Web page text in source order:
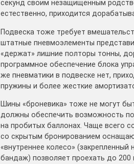
секунд своим незащищенным
естественно, приходится
Подвеска тоже требует
штатные пневмоэлементы
«держат» лишние полторы тонны,
программное обеспечение блока
же пневматики в подвеске нет,
пружины и более жесткие
Шины «броневика» тоже не могут
должны обеспечить возможность
на пробитых баллонах. Чаще всего
со скрытым бронированием
«внутреннее колесо» (закрепленный
бандаж) позволяет проехать до